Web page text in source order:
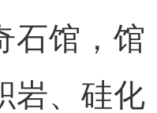
石馆，馆
岩、硅化